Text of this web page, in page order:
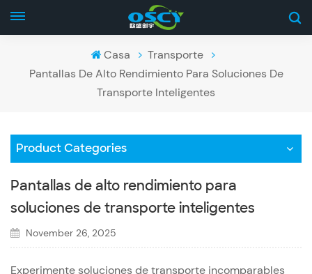
Casa
Transporte
Pantallas De Alto Rendimiento Para Soluciones De
Transporte Inteligentes
Product Categories
Pantallas de alto rendimiento para
soluciones de transporte inteligentes
November 26, 2025
Experimente soluciones de transporte incomparables